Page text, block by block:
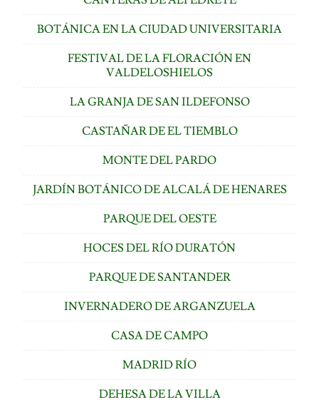
BOTÁNICA EN LA CIUDAD UNIVERSITARIA
FESTIVAL DE LA FLORACIÓN EN
VALDELOSHIELOS
LA GRANJA DE SAN ILDEFONSO
CASTAÑAR DE EL TIEMBLO
MONTE DEL PARDO
JARDÍN BOTÁNICO DE ALCALÁ DE HENARES
PARQUE DEL OESTE
HOCES DEL RÍO DURATÓN
PARQUE DE SANTANDER
INVERNADERO DE ARGANZUELA
CASA DE CAMPO
MADRID RÍO
DEHESA DE LA VILLA